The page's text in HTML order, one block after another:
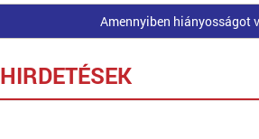
Amennyiben hiányosságot
HIRDETÉSEK